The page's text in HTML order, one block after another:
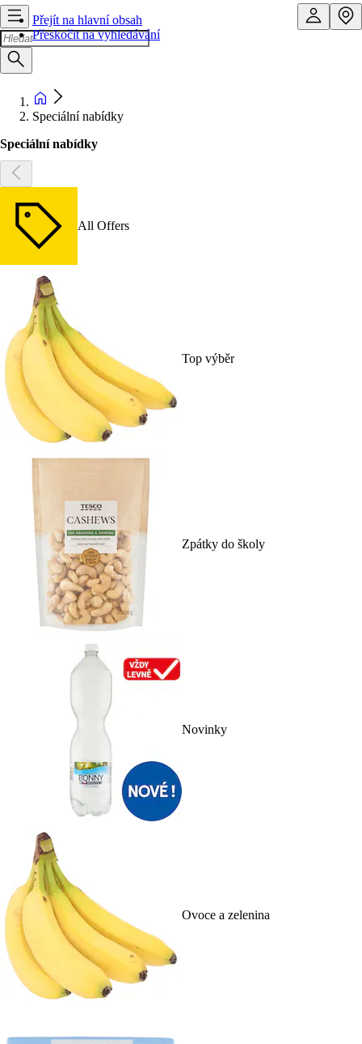
Přejít na hlavní obsah
Přeskočit na vyhledávání
Speciální nabídky
Speciální nabídky
All Offers
Top výběr
Zpátky do školy
Novinky
Ovoce a zelenina